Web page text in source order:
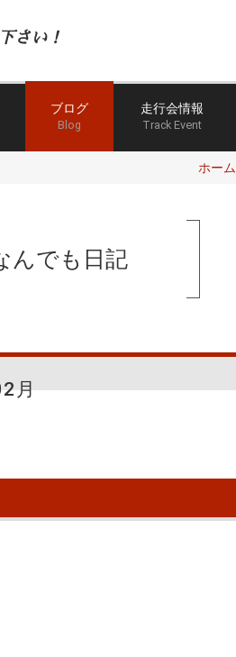
さい！
ブログ
Blog
走行会情報
Track Event
ホーム
んでも日記
月